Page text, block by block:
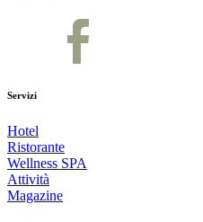
Servizi
Hotel
Ristorante
Wellness SPA
Attività
Magazine